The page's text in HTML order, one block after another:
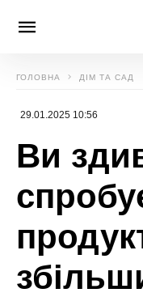
ГОЛОВНА ДІМ ТА САД
29.01.2025 10:56
Ви